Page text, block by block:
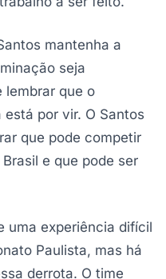
mantenha a
seja
lembrar que o
por vir. O Santos
que pode competir
e que pode ser
uma experiência difícil
Paulista, mas há
derrota. O time